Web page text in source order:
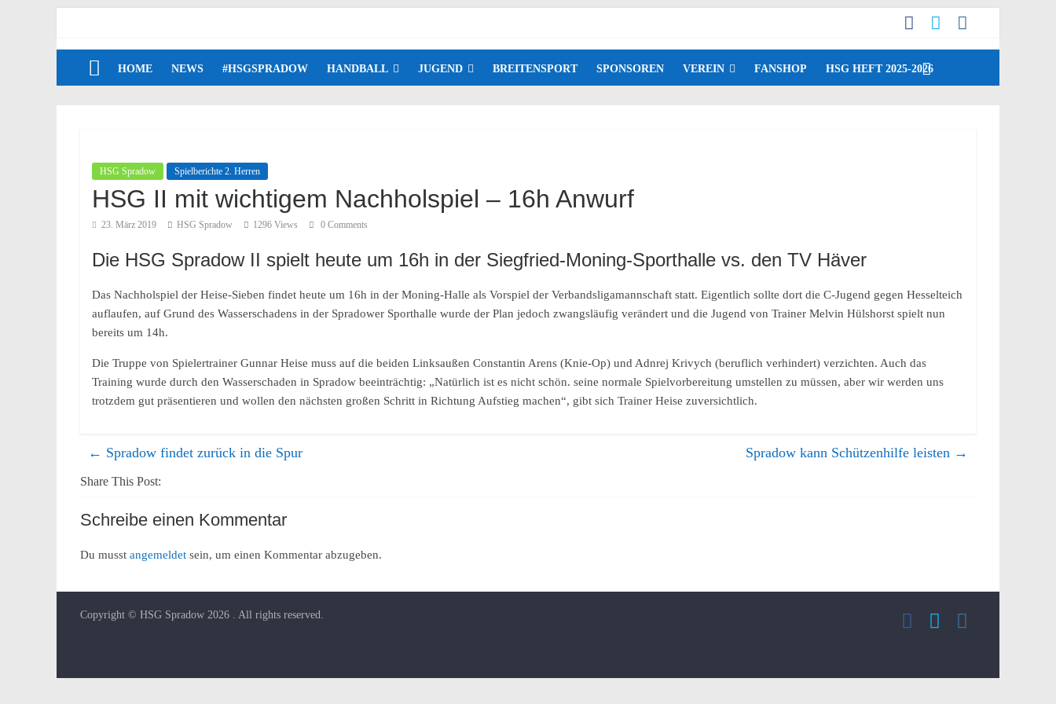
HOME NEWS #HSGSPRADOW HANDBALL JUGEND BREITENSPORT SPONSOREN VEREIN FANSHOP HSG HEFT 2025-2026
HSG Spradow Spielberichte 2. Herren
HSG II mit wichtigem Nachholspiel – 16h Anwurf
23. März 2019 HSG Spradow 1296 Views 0 Comments
Die HSG Spradow II spielt heute um 16h in der Siegfried-Moning-Sporthalle vs. den TV Häver
Das Nachholspiel der Heise-Sieben findet heute um 16h in der Moning-Halle als Vorspiel der Verbandsligamannschaft statt. Eigentlich sollte dort die C-Jugend gegen Hesselteich
auflaufen, auf Grund des Wasserschadens in der Spradower Sporthalle wurde der Plan jedoch zwangsläufig verändert und die Jugend von Trainer Melvin Hülshorst spielt nun
bereits um 14h.
Die Truppe von Spielertrainer Gunnar Heise muss auf die beiden Linksaußen Constantin Arens (Knie-Op) und Adnrej Krivych (beruflich verhindert) verzichten. Auch das
Training wurde durch den Wasserschaden in Spradow beeinträchtig: „Natürlich ist es nicht schön. seine normale Spielvorbereitung umstellen zu müssen, aber wir werden uns
trotzdem gut präsentieren und wollen den nächsten großen Schritt in Richtung Aufstieg machen“, gibt sich Trainer Heise zuversichtlich.
← Spradow findet zurück in die Spur Spradow kann Schützenhilfe leisten →
Share This Post:
Schreibe einen Kommentar
Du musst angemeldet sein, um einen Kommentar abzugeben.
Copyright © HSG Spradow 2026 . All rights reserved.